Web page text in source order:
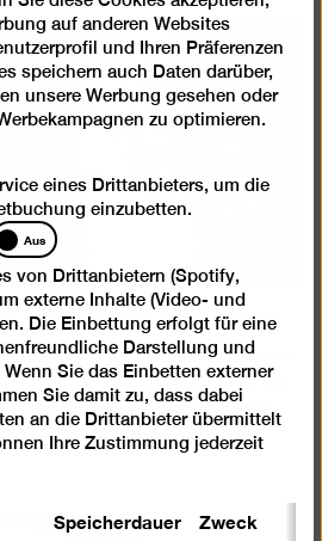
der Berlinischen Galerie
in den Stadtraum steht die
Friedrichshain-
auf anderen Websites
und Ihren Präferenzen
speichern auch Daten darüber,
unsere Werbung gesehen oder
zu optimieren.
eines Drittanbieters, um die
einzubetten.
Aus
von Drittanbietern (Spotify,
externe Inhalte (Video- und
Die Einbettung erfolgt für eine
Darstellung und
Sie das Einbetten externer
Sie damit zu, dass dabei
an die Drittanbieter übermittelt
Ihre Zustimmung jederzeit
Speicherdauer Zweck